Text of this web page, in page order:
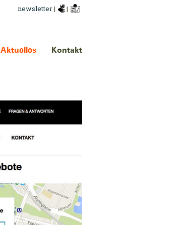
Aktuelles Kontakt
newsletter| |